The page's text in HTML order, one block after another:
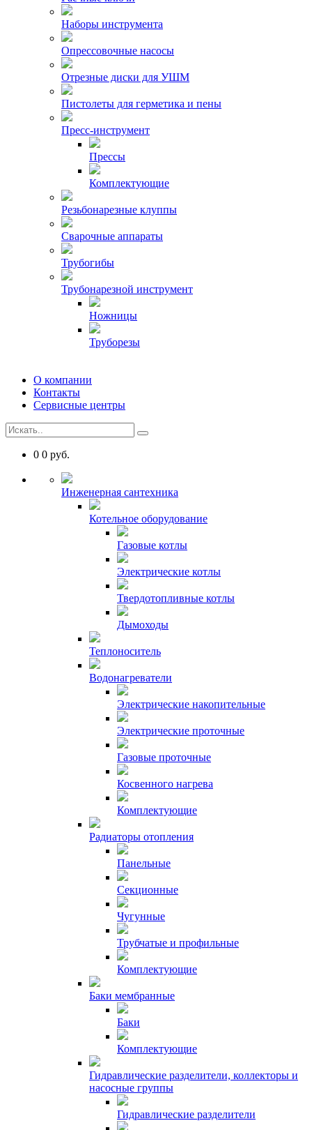
Наборы инструмента
Опрессовочные насосы
Отрезные диски для УШМ
Пистолеты для герметика и пены
Пресс-инструмент
Прессы
Комплектующие
Резьбонарезные клуппы
Сварочные аппараты
Трубогибы
Трубонарезной инструмент
Ножницы
Труборезы
О компании
Контакты
Сервисные центры
0 0 руб.
Инженерная сантехника
Котельное оборудование
Газовые котлы
Электрические котлы
Твердотопливные котлы
Дымоходы
Теплоноситель
Водонагреватели
Электрические накопительные
Электрические проточные
Газовые проточные
Косвенного нагрева
Комплектующие
Радиаторы отопления
Панельные
Секционные
Чугунные
Трубчатые и профильные
Комплектующие
Баки мембранные
Баки
Комплектующие
Гидравлические разделители, коллекторы и
насосные группы
Гидравлические разделители